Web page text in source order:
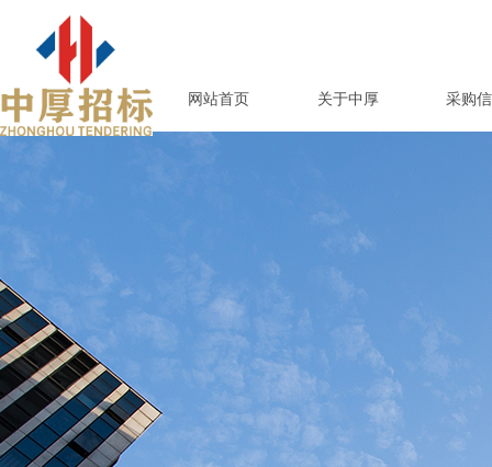
网站首页 关于中厚 采购